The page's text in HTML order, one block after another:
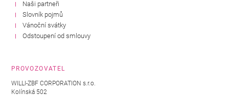
Naši partneři
Slovník pojmů
Vánoční svátky
Odstoupení od smlouvy
PROVOZOVATEL
WILLI-ZBF CORPORATION s.r.o.
Kolínská 502